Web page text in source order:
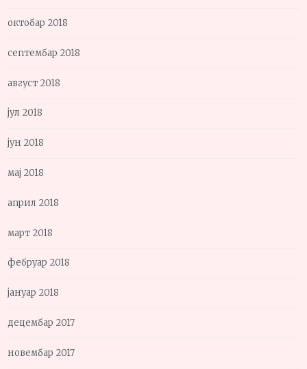
октобар 2018
септембар 2018
август 2018
јул 2018
јун 2018
мај 2018
април 2018
март 2018
фебруар 2018
јануар 2018
децембар 2017
новембар 2017